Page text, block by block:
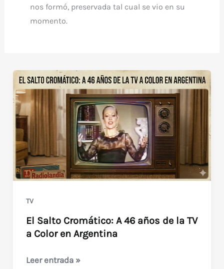
nos formó, preservada tal cual se vio en su
momento.
TV
El Salto Cromático: A 46 años de la TV
a Color en Argentina
El
Leer entrada »